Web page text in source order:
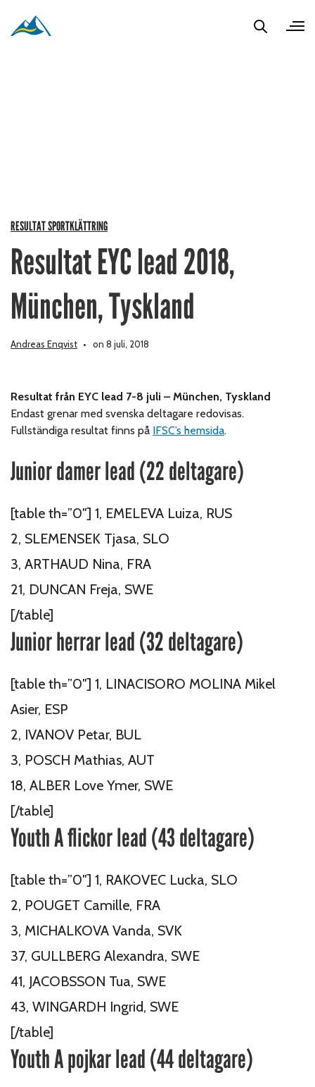
RESULTAT SPORTKLÄTTRING
Resultat EYC lead 2018,
München, Tyskland
Andreas Enqvist on 8 juli, 2018
Resultat från EYC lead 7-8 juli – München, Tyskland
Endast grenar med svenska deltagare redovisas.
Fullständiga resultat finns på IFSC’s hemsida.
Junior damer lead (22 deltagare)
[table th=”0″] 1, EMELEVA Luiza, RUS
2, SLEMENSEK Tjasa, SLO
3, ARTHAUD Nina, FRA
21, DUNCAN Freja, SWE
[/table]
Junior herrar lead (32 deltagare)
[table th=”0″] 1, LINACISORO MOLINA Mikel
Asier, ESP
2, IVANOV Petar, BUL
3, POSCH Mathias, AUT
18, ALBER Love Ymer, SWE
[/table]
Youth A flickor lead (43 deltagare)
[table th=”0″] 1, RAKOVEC Lucka, SLO
2, POUGET Camille, FRA
3, MICHALKOVA Vanda, SVK
37, GULLBERG Alexandra, SWE
41, JACOBSSON Tua, SWE
43, WINGARDH Ingrid, SWE
[/table]
Youth A pojkar lead (44 deltagare)